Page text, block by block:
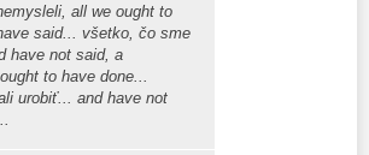
all we ought to
said... všetko, čo sme
have not said, a
to have done...
urobiť... and have not